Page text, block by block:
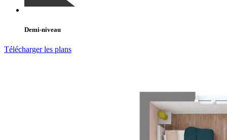
Demi-niveau
Télécharger les plans